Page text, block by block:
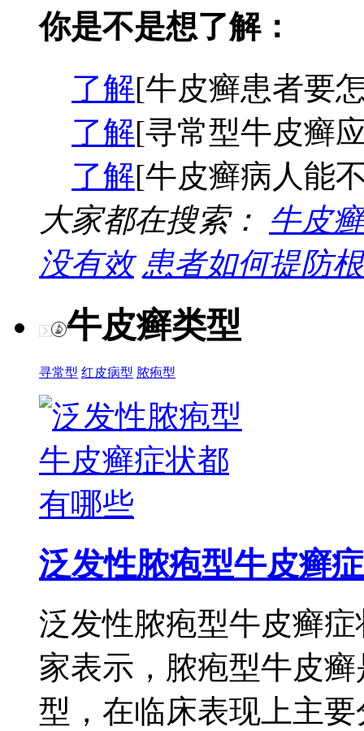
你是不是想了解：
了解[牛皮癣患者要
了解[寻常型牛皮癣
了解[牛皮癣病人能
大家都在搜索： 牛皮
没有效 患者如何提防
牛皮癣类型
寻常型 红皮病型 脓疱型
泛发性脓疱型牛皮癣症
泛发性脓疱型牛皮癣
家表示，脓疱型牛皮
型，在临床表现上主